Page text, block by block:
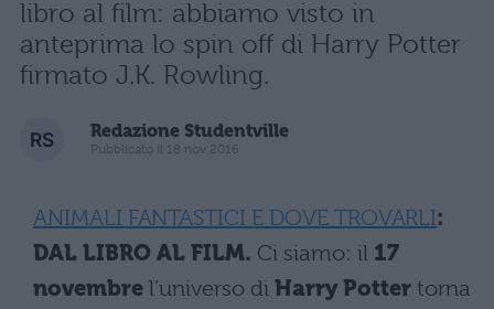
libro al film: abbiamo visto in
anteprima lo spin off di Harry Potter
firmato J.K. Rowling.
Redazione Studentville
Pubblicato il 18 nov 2016
ANIMALI FANTASTICI E DOVE TROVARLI:
DAL LIBRO AL FILM. Ci siamo: il 17
novembre l’universo di Harry Potter torna